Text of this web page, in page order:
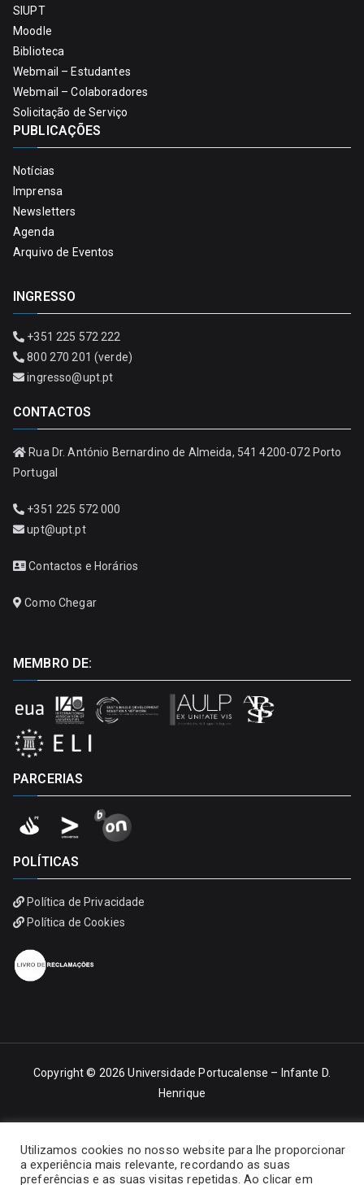
SIUPT
Moodle
Biblioteca
Webmail – Estudantes
Webmail – Colaboradores
Solicitação de Serviço
PUBLICAÇÕES
Notícias
Imprensa
Newsletters
Agenda
Arquivo de Eventos
INGRESSO
+351 225 572 222
800 270 201 (verde)
ingresso@upt.pt
CONTACTOS
Rua Dr. António Bernardino de Almeida, 541 4200-072 Porto
Portugal
+351 225 572 000
upt@upt.pt
Contactos e Horários
Como Chegar
MEMBRO DE:
PARCERIAS
POLÍTICAS
Política de Privacidade
Política de Cookies
Copyright © 2026Universidade Portucalense – Infante D.
Henrique
Utilizamos cookies no nosso website para lhe proporcionar
a experiência mais relevante, recordando as suas
preferências e as suas visitas repetidas. Ao clicar em